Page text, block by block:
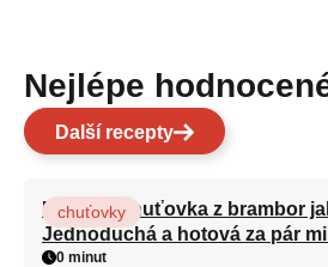
Nejlépe
Další recepty
Nejlepší chuťovka z brambor
Jednoduchá a hotová za pár
chuťovky
0 minut